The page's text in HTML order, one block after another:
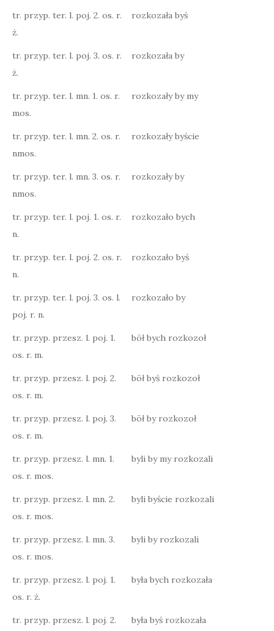
tr. przyp. ter. l. poj. 2. os. r.
ż.
rozkozała byś
tr. przyp. ter. l. poj. 3. os. r.
ż.
rozkozała by
tr. przyp. ter. l. mn. 1. os. r.
mos.
rozkozały by my
tr. przyp. ter. l. mn. 2. os. r.
nmos.
rozkozały byście
tr. przyp. ter. l. mn. 3. os. r.
nmos.
rozkozały by
tr. przyp. ter. l. poj. 1. os. r.
n.
rozkozało bych
tr. przyp. ter. l. poj. 2. os. r.
n.
rozkozało byś
tr. przyp. ter. l. poj. 3. os. l.
poj. r. n.
rozkozało by
tr. przyp. przesz. l. poj. 1.
os. r. m.
bōł bych rozkozoł
tr. przyp. przesz. l. poj. 2.
os. r. m.
bōł byś rozkozoł
tr. przyp. przesz. l. poj. 3.
os. r. m.
bōł by rozkozoł
tr. przyp. przesz. l. mn. 1.
os. r. mos.
byli by my rozkozali
tr. przyp. przesz. l. mn. 2.
os. r. mos.
byli byście rozkozali
tr. przyp. przesz. l. mn. 3.
os. r. mos.
byli by rozkozali
tr. przyp. przesz. l. poj. 1.
os. r. ż.
była bych rozkozała
tr. przyp. przesz. l. poj. 2.
była byś rozkozała